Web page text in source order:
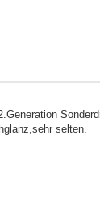
selten.